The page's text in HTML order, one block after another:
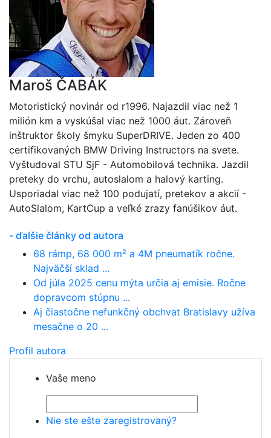
Maroš ČABÁK
Motoristický novinár od r1996. Najazdil viac než 1
milión km a vyskúšal viac než 1000 áut. Zároveň
inštruktor školy šmyku SuperDRIVE. Jeden zo 400
certifikovaných BMW Driving Instructors na svete.
Vyštudoval STU SjF - Automobilová technika. Jazdil
preteky do vrchu, autoslalom a halový karting.
Usporiadal viac než 100 podujatí, pretekov a akcií -
AutoSlalom, KartCup a veľké zrazy fanúšikov áut.
- ďalšie články od autora
68 rámp, 68 000 m² a 4M pneumatík ročne.
Najväčší sklad ...
Od júla 2025 cenu mýta určia aj emisie. Ročne
dopravcom stúpnu ...
Aj čiastočne nefunkčný obchvat Bratislavy užíva
mesačne o 20 ...
Profil autora
Vaše meno
Nie ste ešte zaregistrovaný?